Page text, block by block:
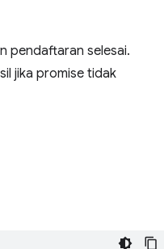
pendaftaran selesai.
jika promise tidak